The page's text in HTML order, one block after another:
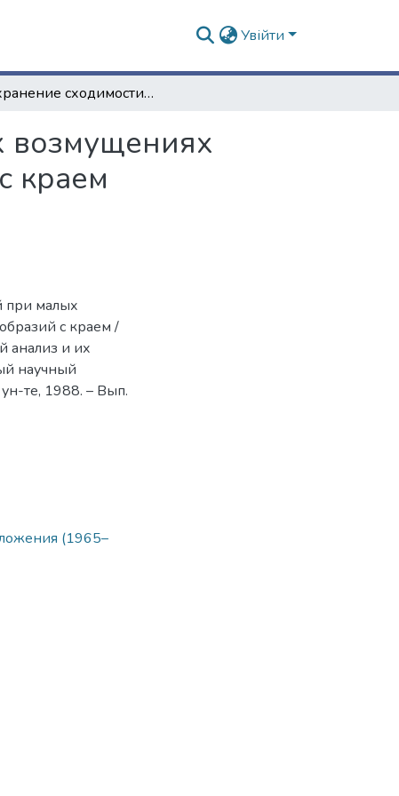
Увійти
Сохранение сходимости траекторий при малых возмущениях гиперболических отображений многообразий с краем
возмущениях
краем
при малых
с краем /
анализ и их
научный
те, 1988. – Вып.
(1965–